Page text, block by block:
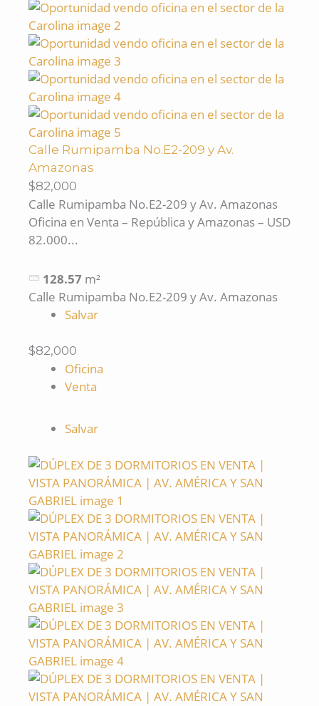
Calle Rumipamba No.E2-209 y Av.
Amazonas
$82,000
Calle Rumipamba No.E2-209 y Av. Amazonas
Oficina en Venta – República y Amazonas – USD
82.000...
128.57 m²
Calle Rumipamba No.E2-209 y Av. Amazonas
Salvar
$82,000
Oficina
Venta
Salvar